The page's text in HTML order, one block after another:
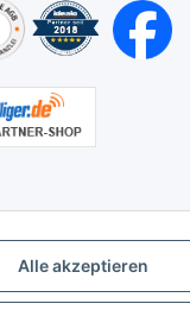
Alle akzeptieren